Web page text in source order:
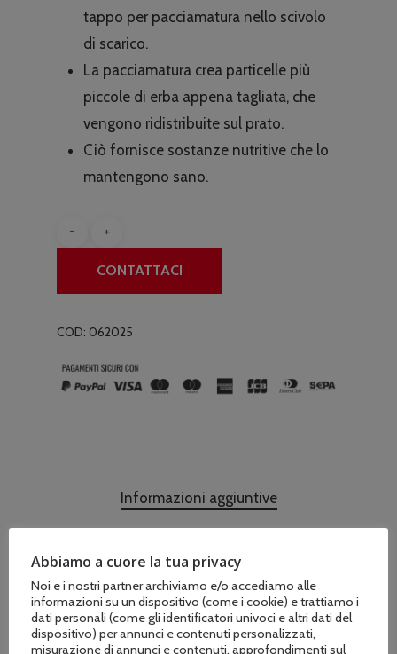
tappo per pacciamatura nello scivolo
di scarico.
La pacciamatura crea particelle più
piccole di erba appena tagliata, che
vengono ridistribuite sul prato.
Ciò fornisce sostanze nutritive che lo
mantengono sano.
CONTATTACI
COD: 062025
Informazioni aggiuntive
Marchio
EGO Power
Abbiamo a cuore la tua privacy
Noi e i nostri partner archiviamo e/o accediamo alle
informazioni su un dispositivo (come i cookie) e trattiamo i
dati personali (come gli identificatori univoci e altri dati del
dispositivo) per annunci e contenuti personalizzati,
misurazione di annunci e contenuti, approfondimenti sul